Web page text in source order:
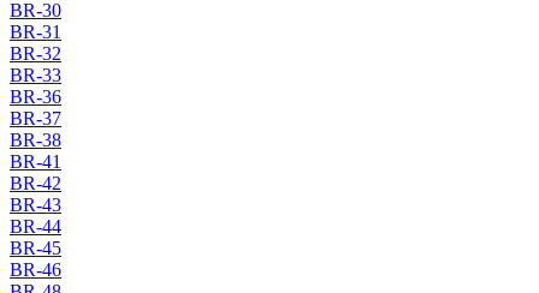
BR-30
BR-31
BR-32
BR-33
BR-36
BR-37
BR-38
BR-41
BR-42
BR-43
BR-44
BR-45
BR-46